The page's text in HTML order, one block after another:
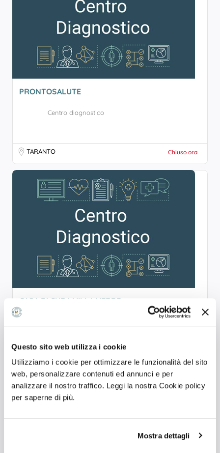
Questo sito web utilizza i cookie
Utilizziamo i cookie per ottimizzare le funzionalità del sito
web, personalizzare contenuti ed annunci e per
analizzare il nostro traffico. Leggi la nostra Cookie policy
per saperne di più.
Mostra dettagli
PRONTOSALUTE
Centro diagnostico
TARANTO Chiuso ora
CASA DI CURA VILLA VERDE
e non posso fare altro che fare i miei compl...
TARANTO Chiuso ora